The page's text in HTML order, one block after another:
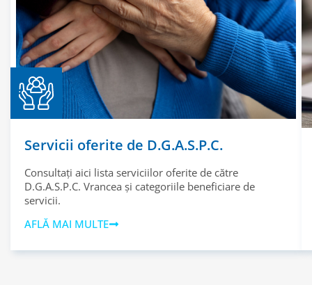
Servicii oferite de D.G.A.S.P.C.
Consultați aici lista serviciilor oferite de către
D.G.A.S.P.C. Vrancea și categoriile beneficiare de
servicii.
AFLĂ MAI MULTE